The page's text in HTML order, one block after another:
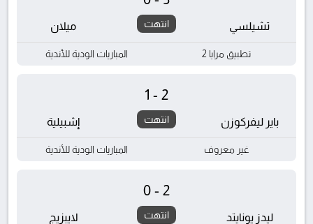
تشيلسي انتهت ميلان
تطبيق مرايا 2 المباريات الودية للأندية
باير ليفركوزن
1-2
انتهت إشبيلية
غير معروف المباريات الودية للأندية
ليدز يونايتد
0-2
انتهت لايبزيج